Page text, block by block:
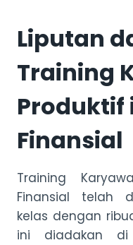
Liputan
Training
Produktif
Finansial
Training
Finansial telah
kelas dengan
ini diadakan di